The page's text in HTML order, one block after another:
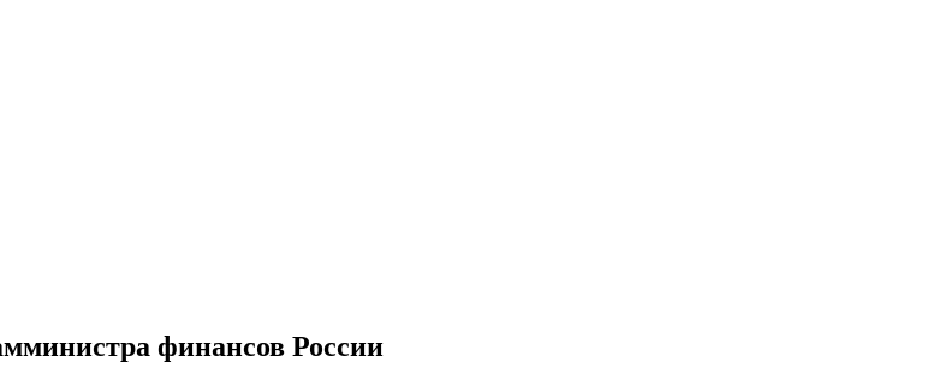
финансов России